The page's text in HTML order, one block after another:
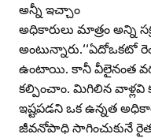
అన్నీ ఇచ్చాం
అధికారులు మాత్రం అన్ని
అంటున్నారు.‘‘ఏదోఒకటో
ఉంటాయి. కానీ వీలైనంత
కల్పించాం. మిగిలిన వాళ్లవి
ఇష్టపడని ఒక ఉన్నత
జీవనోపాధి సాగించుకునే